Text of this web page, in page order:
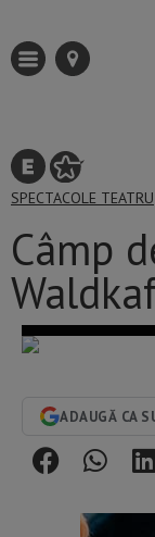
SPECTACOLE TEATRU
Câmp
ADAUGĂ CA